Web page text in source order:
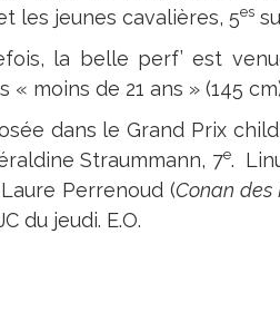
les jeunes cavalières, 5es
la belle perf’ est
moins de 21 ans » (145
dans le Grand Prix
Straummann, 7e.
Perrenoud (Conan des
du jeudi. E.O.